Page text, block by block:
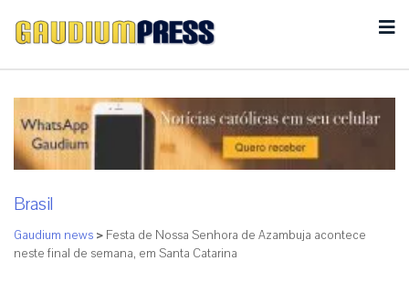
Brasil
Gaudium news > Festa de Nossa Senhora de Azambuja acontece
neste final de semana, em Santa Catarina